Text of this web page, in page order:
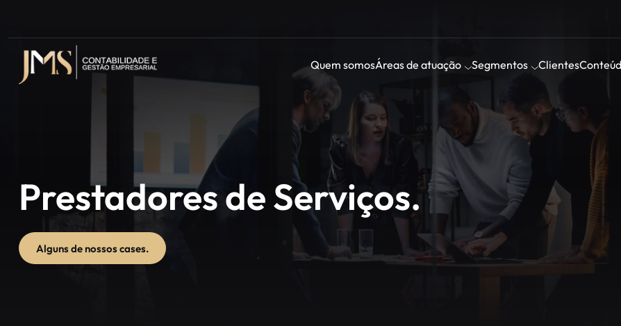
Quem somosÁreas de atuação Segmentos Clientes
Prestadores de Serviços.
Alguns de nossos cases.